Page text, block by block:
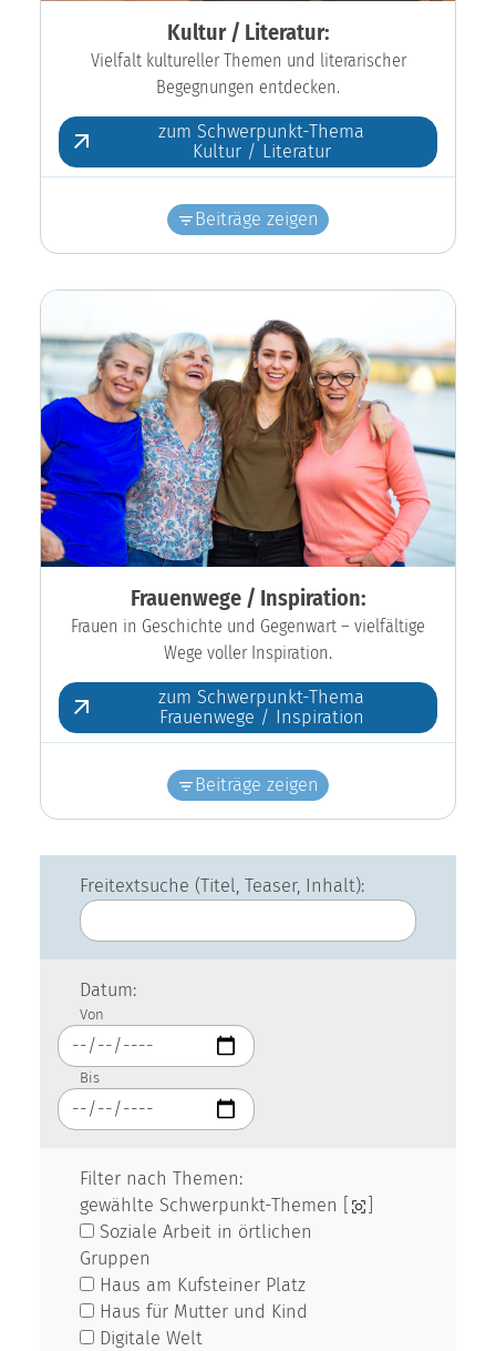
Kultur / Literatur:
Vielfalt kultureller Themen und literarischer
Begegnungen entdecken.
zum Schwerpunkt-Thema
Kultur / Literatur
Beiträge zeigen
Frauenwege / Inspiration:
Frauen in Geschichte und Gegenwart – vielfältige
Wege voller Inspiration.
zum Schwerpunkt-Thema
Frauenwege / Inspiration
Beiträge zeigen
Freitextsuche (Titel, Teaser, Inhalt):
Datum:
Von
Bis
Filter nach Themen:
gewählte Schwerpunkt-Themen [
Soziale Arbeit in örtlichen
Gruppen
Haus am Kufsteiner Platz
Haus für Mutter und Kind
Digitale Welt